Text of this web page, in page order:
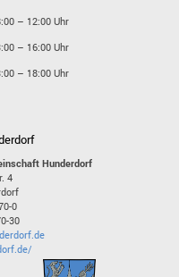
– 12:00 Uhr
– 16:00 Uhr
– 18:00 Uhr
Hunderdorf
4
0
30